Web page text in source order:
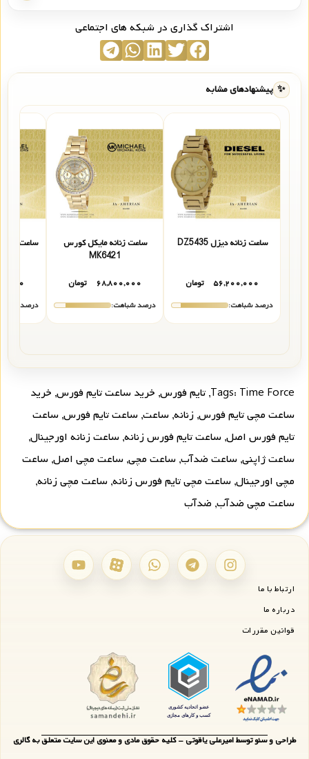
اشتراک گذاری در شبکه های اجتماعی
✨ پیشنهادهای مشابه
ساعت زنانه دیزل DZ5435
۵۶,۲۰۰,۰۰۰
تومان
درصد شباهت:
ساعت زنانه مایکل کورس
MK6421
۶۸,۸۰۰,۰۰۰
تومان
درصد شباهت:
ساعت مچی
درصد
Tags: Time Force
, تایم فورس, خرید ساعت تایم فورس, خرید
ساعت مچی تایم فورس, زنانه, ساعت, ساعت تایم فورس, ساعت
تایم فورس اصل, ساعت تایم فورس زنانه, ساعت زنانه اورجینال,
ساعت ژاپنی, ساعت ضدآب, ساعت مچی, ساعت مچی اصل, ساعت
مچی اورجینال, ساعت مچی تایم فورس زنانه, ساعت مچی زنانه,
ساعت مچی ضدآب, ضدآب
ارتباط با ما
درباره ما
قوانین مقررات
طراحی و سئو توسط امیرعلی یاقوتی - کلیه حقوق مادی و معنوی این سایت متعلق به گالری